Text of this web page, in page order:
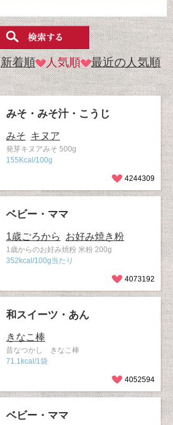
新着順 人気順 最近の人気順
みそ・みそ汁・こうじ
みそ キヌア
発芽キヌアみそ 500g
155Kcal/100g
4244309
ベビー・ママ
1歳ごろから お好み焼き粉
1歳からのお好み焼粉 米粉 200g
352kcal/100g当たり
4073192
和スイーツ・あん
きなこ棒
昔なつかし きなこ棒
71.1kcal/1袋
4052594
ベビー・ママ